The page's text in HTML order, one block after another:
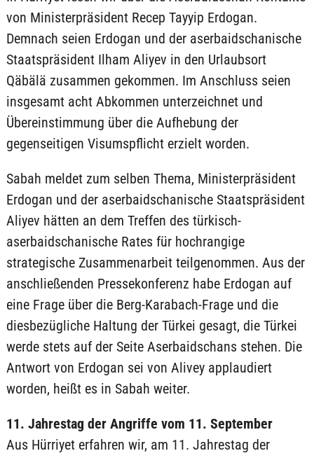
von Ministerpräsident Recep Tayyip Erdogan.
Demnach seien Erdogan und der aserbaidschanische
Staatspräsident Ilham Aliyev in den Urlaubsort
Qäbälä zusammen gekommen. Im Anschluss seien
insgesamt acht Abkommen unterzeichnet und
Übereinstimmung über die Aufhebung der
gegenseitigen Visumspflicht erzielt worden.
Sabah meldet zum selben Thema, Ministerpräsident
Erdogan und der aserbaidschanische Staatspräsident
Aliyev hätten an dem Treffen des türkisch-
aserbaidschanische Rates für hochrangige
strategische Zusammenarbeit teilgenommen. Aus der
anschließenden Pressekonferenz habe Erdogan auf
eine Frage über die Berg-Karabach-Frage und die
diesbezügliche Haltung der Türkei gesagt, die Türkei
werde stets auf der Seite Aserbaidschans stehen. Die
Antwort von Erdogan sei von Alivey applaudiert
worden, heißt es in Sabah weiter.
11. Jahrestag der Angriffe vom 11. September
Aus Hürriyet erfahren wir, am 11. Jahrestag der